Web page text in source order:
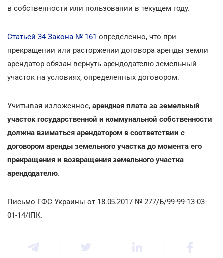
в собственности или пользовании в текущем году.
Статьей 34 Закона № 161 определенно, что при
прекращении или расторжении договора аренды земли
арендатор обязан вернуть арендодателю земельный
участок на условиях, определенных договором.
Учитывая изложенное, арендная плата за земельный
участок государственной и коммунальной собственности
должна взиматься арендатором в соответствии с
договором аренды земельного участка до момента его
прекращения и возвращения земельного участка
арендодателю.
Письмо ГФС Украины от 18.05.2017 № 277/Б/99-99-13-03-
01-14/ІПК.